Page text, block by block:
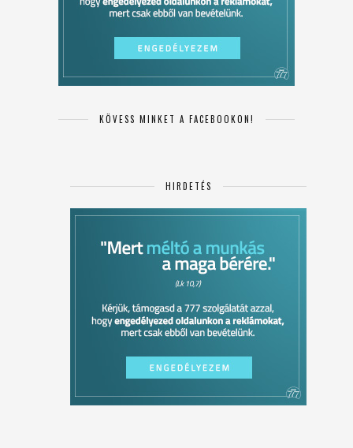
KÖVESS MINKET A FACEBOOKON!
HIRDETÉS